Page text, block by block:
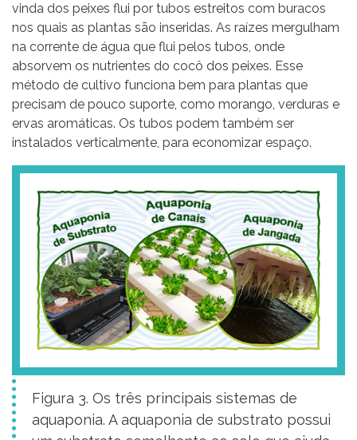
vinda dos peixes flui por tubos estreitos com buracos
nos quais as plantas são inseridas. As raízes mergulham
na corrente de água que flui pelos tubos, onde
absorvem os nutrientes do cocô dos peixes. Esse
método de cultivo funciona bem para plantas que
precisam de pouco suporte, como morango, verduras e
ervas aromáticas. Os tubos podem também ser
instalados verticalmente, para economizar espaço.
Figura 3. Os três principais sistemas de
aquaponia. A aquaponia de substrato possui